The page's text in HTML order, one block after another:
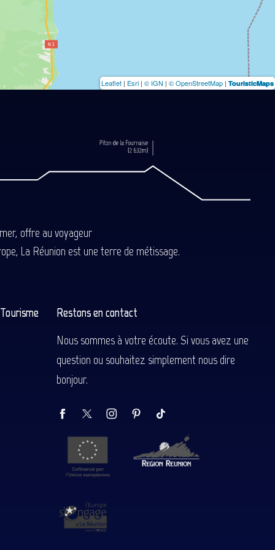
Leaflet | Esri | © IGN | © OpenStreetMap | TouristicMaps
offre au voyageur
La Réunion est une terre de métissage.
Restons en contact
Nous sommes à votre écoute. Si vous avez une
question ou souhaitez simplement nous dire
bonjour.